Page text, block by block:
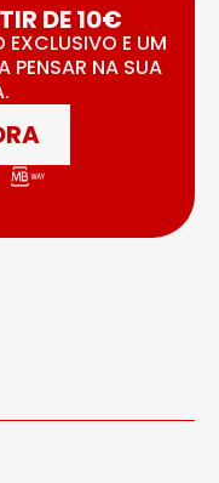
DE 10€
EXCLUSIVO E UM
PENSAR NA SUA